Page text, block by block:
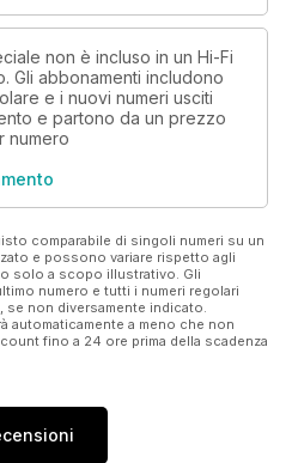
non è incluso in un Hi-Fi
Gli abbonamenti includono
e i nuovi numeri usciti
e partono da un prezzo
numero
comparabile di singoli numeri su un
e possono variare rispetto agli
solo a scopo illustrativo. Gli
numero e tutti i numeri regolari
se non diversamente indicato.
automaticamente a meno che non
fino a 24 ore prima della scadenza